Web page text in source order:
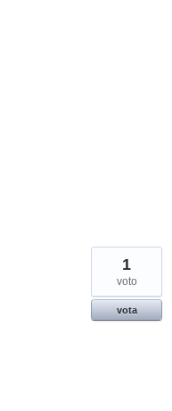
1
voto
vota